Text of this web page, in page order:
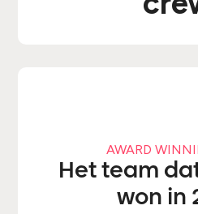
AWARD
Het team
won in